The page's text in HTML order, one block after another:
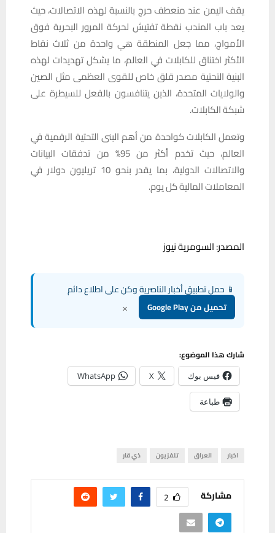
يقف اليمن عند منعطف حرج بالنسبة لهذه الاتصالات، حيث
يعد باب المندب نقطة تفتيش لحركة المرور البحرية فوق
الأمواج، مما جعل المنطقة هي واحدة من ثلاث نقاط
الأكثر اختناق للكابلات في العالم، ما يشكل تهديدات لهذه
البنية التحتية مصدر قلق خاص للقوى العظمى مثل الصين
والولايات المتحدة، الذين يتنافسون بالفعل للسيطرة على
شبكة الكابلات.
وتعمل الكابلات كواحدة من أهم البنى التحتية الرقمية في
العالم، حيث تخدم أكثر من 95% من تدفقات البيانات
والاتصالات الدولية، بما يقدر بنحو 10 تريليون دولار في
المعاملات المالية كل يوم.
المصدر: السومرية نيوز
📱 حمل تطبيق أخبار الناصرية وكن على اطلاع دائم
تحميل من Google Play ×
شارك هذا الموضوع:
فيس بوك X
WhatsApp
طباعة
اخبار العراق تلفزيون ذي قار
مشاركة 2